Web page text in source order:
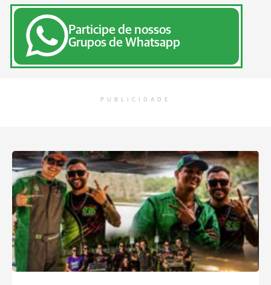
Participe de nossos
Grupos de Whatsapp
PUBLICIDADE